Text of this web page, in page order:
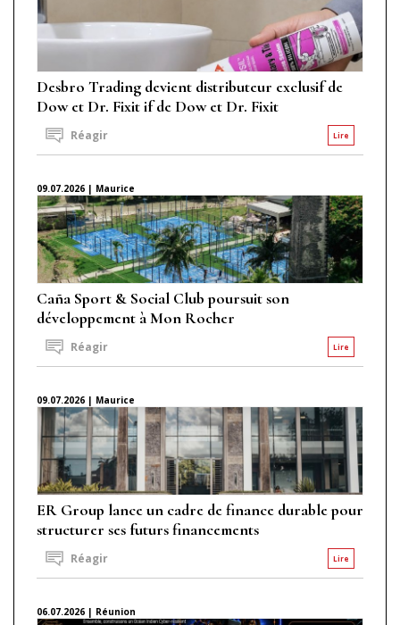
Desbro Trading devient distributeur exclusif de
Dow et Dr. Fixit if de Dow et Dr. Fixit
Lire
Réagir
09.07.2026 | Maurice
Caña Sport & Social Club poursuit son
développement à Mon Rocher
Lire
Réagir
09.07.2026 | Maurice
ER Group lance un cadre de finance durable pour
structurer ses futurs financements
Lire
Réagir
06.07.2026 | Réunion